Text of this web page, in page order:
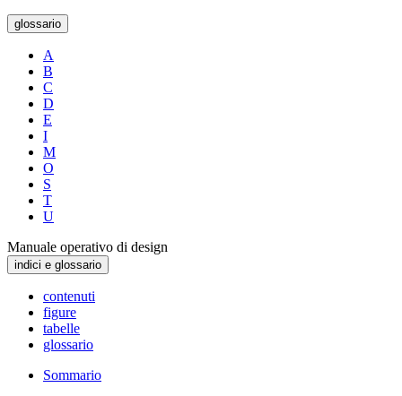
glossario
A
B
C
D
E
I
M
O
S
T
U
Manuale operativo di design
indici e glossario
contenuti
figure
tabelle
glossario
Sommario